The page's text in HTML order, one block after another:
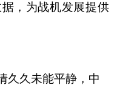
， 为战机发展提供
久久未能平静，中